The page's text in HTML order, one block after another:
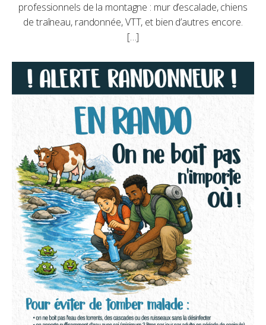
professionnels de la montagne : mur d’escalade, chiens
de traîneau, randonnée, VTT, et bien d’autres encore.
[…]